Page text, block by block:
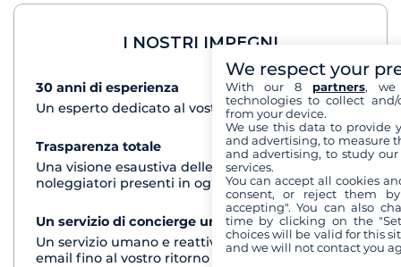
I NOSTRI IMPEGNI
30 anni di esperienza
vedi+
Un esperto dedicato al vostro progetto di crociera
Trasparenza totale
vedi+
Una visione esaustiva delle barche di tutti i
noleggiatori presenti in ogni destinazione
Un servizio di concierge unico
vedi+
Un servizio umano e reattivo per telefono o via
email fino al vostro ritorno dalla crociera
We respect your
With our 8 partners, we
technologies to collect
from your device.
We use this data to provide
and advertising, to measure
and advertising, to study
services.
You can accept all cookies
consent, or reject them
accepting". You can also
time by clicking on the
choices will be valid for this
and we will not contact you